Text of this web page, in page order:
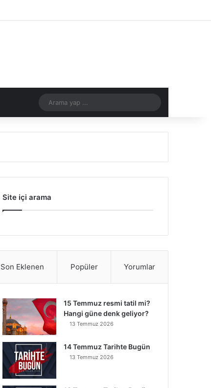
yap
Site içi arama
Son Eklenen Popüler Yorumlar
15 Temmuz resmi tatil mi?
Hangi güne denk geliyor?
13 Temmuz 2026
14 Temmuz Tarihte Bugün
13 Temmuz 2026